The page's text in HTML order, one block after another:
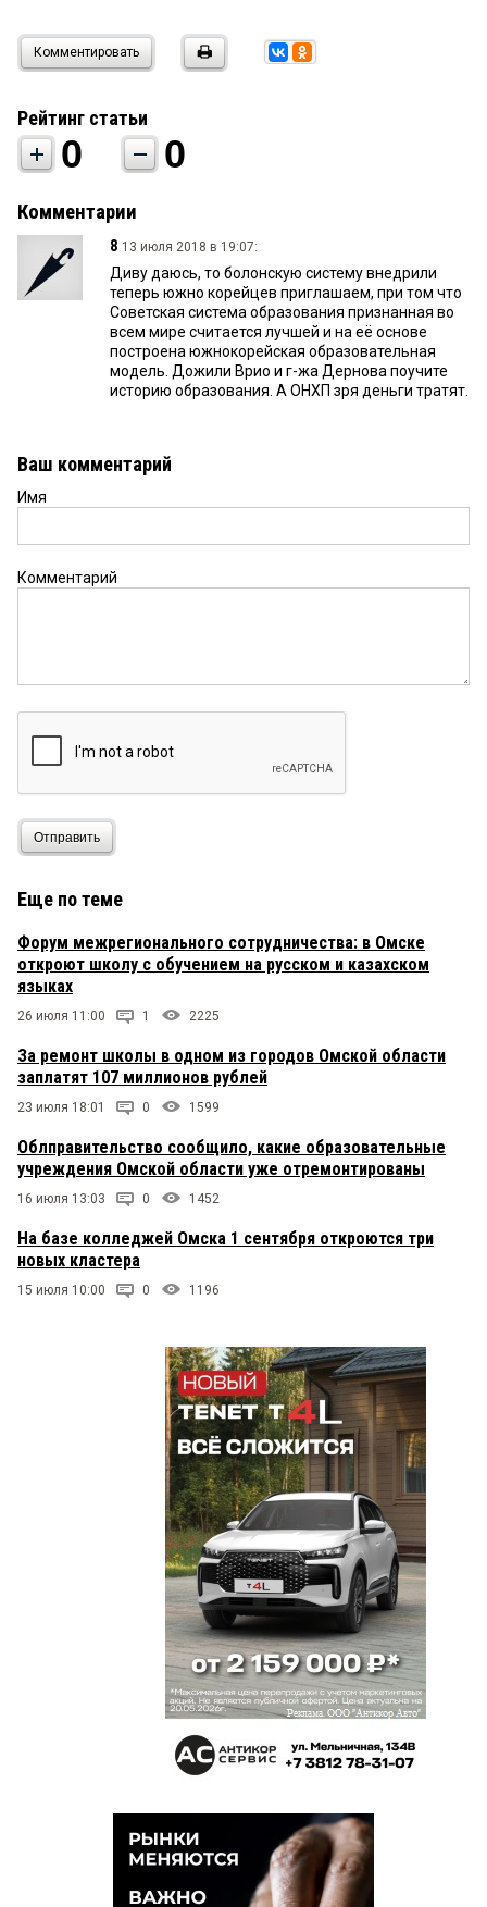
Комментировать
Рейтинг статьи
0 0
Комментарии
8 13 июля 2018 в 19:07:
Диву даюсь, то болонскую систему внедрили
теперь южно корейцев приглашаем, при том что
Советская система образования признанная во
всем мире считается лучшей и на её основе
построена южнокорейская образовательная
модель. Дожили Врио и г-жа Дернова поучите
историю образования. А ОНХП зря деньги тратят.
Ваш комментарий
Имя
Комментарий
Отправить
Еще по теме
Форум межрегионального сотрудничества: в Омске
откроют школу с обучением на русском и казахском
языках
26 июля 11:00 1 2225
За ремонт школы в одном из городов Омской области
заплатят 107 миллионов рублей
23 июля 18:01 0 1599
Облправительство сообщило, какие образовательные
учреждения Омской области уже отремонтированы
16 июля 13:03 0 1452
На базе колледжей Омска 1 сентября откроются три
новых кластера
15 июля 10:00 0 1196